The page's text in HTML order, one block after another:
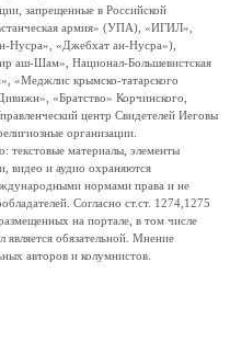
запрещенные в Российской
армия» (УПА), «ИГИЛ»,
«Джебхат ан-Нусра»),
аш-Шам», Национал-Большевистская
«Меджлис крымско-татарского
«Братство» Корчинского,
центр Свидетелей Иеговы
организации.
текстовые материалы, элементы
видео и аудио охраняются
нормами права и не
Согласно ст.ст. 1274,1275
на портале, в том числе
является обязательной. Мнение
авторов и колумнистов.